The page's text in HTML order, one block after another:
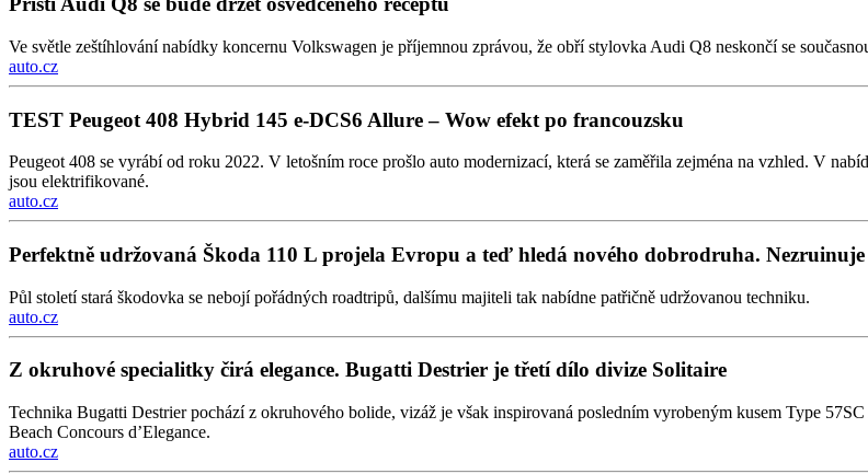
Ve světle zeštíhlování nabídky koncernu Volkswagen je příjemnou zprávou, že obří stylovka Audi Q8 neskončí se
auto.cz
TEST Peugeot 408 Hybrid 145 e-DCS6 Allure – Wow efekt po francouzsku
Peugeot 408 se vyrábí od roku 2022. V letošním roce prošlo auto modernizací, která se zaměřila zejména na vzhled. V
jsou elektrifikované.
auto.cz
Perfektně udržovaná Škoda 110 L projela Evropu a teď hledá nového dobrodruha. Nezruinuje
Půl století stará škodovka se nebojí pořádných roadtripů, dalšímu majiteli tak nabídne patřičně udržovanou techniku.
auto.cz
Z okruhové specialitky čirá elegance. Bugatti Destrier je třetí dílo divize Solitaire
Technika Bugatti Destrier pochází z okruhového bolide, vizáž je však inspirovaná posledním vyrobeným kusem Type
Beach Concours d’Elegance.
auto.cz